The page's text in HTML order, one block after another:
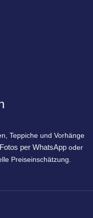
Teppiche und Vorhänge
Fotos per WhatsApp oder
Preiseinschätzung.